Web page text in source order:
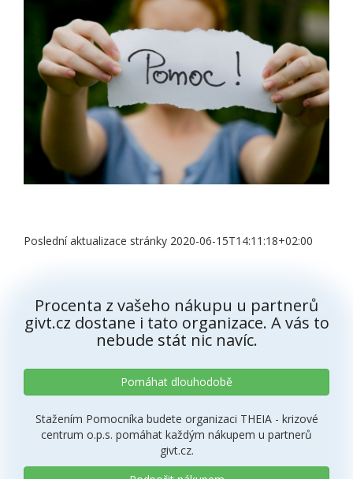
Poslední aktualizace stránky 2020-06-15T14:11:18+02:00
Procenta z vašeho nákupu u partnerů
givt.cz dostane i tato organizace. A vás to
nebude stát nic navíc.
Pomáhat dlouhodobě
Stažením Pomocníka budete organizaci THEIA - krizové
centrum o.p.s. pomáhat každým nákupem u partnerů
givt.cz.